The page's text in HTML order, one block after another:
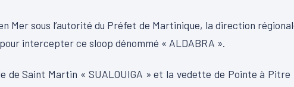
Mer sous l’autorité du Préfet de Martinique, la direction
intercepter ce sloop dénommé « ALDABRA ».
de Saint Martin « SUALOUIGA » et la vedette de Pointe à Pitre